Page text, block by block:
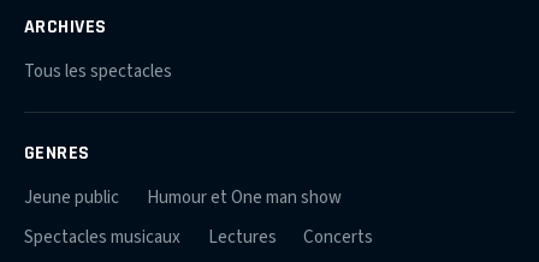
ARCHIVES
Tous les spectacles
GENRES
Jeune public
Humour et One man show
Spectacles musicaux
Lectures
Concerts